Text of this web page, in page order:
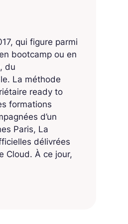
qui figure parmi
bootcamp ou en
du
La méthode
ready to
formations
d’un
Paris, La
délivrées
Cloud. À ce jour,